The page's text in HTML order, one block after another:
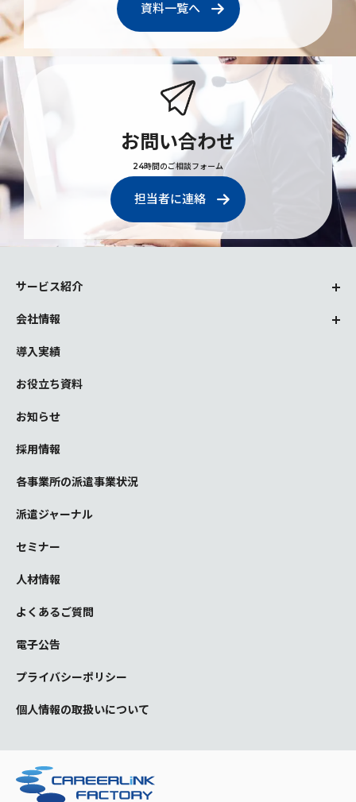
資料一覧へ
お問い合わせ
24時間のご相談フォーム
担当者に連絡
サービス紹介
会社情報
導入実績
お役立ち資料
お知らせ
採用情報
各事業所の派遣事業状況
派遣ジャーナル
セミナー
人材情報
よくあるご質問
電子公告
プライバシーポリシー
個人情報の取扱いについて